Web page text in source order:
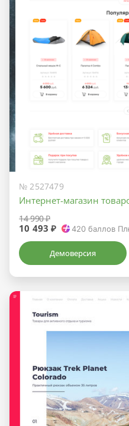
№ 2527479
Интернет-магазин
14 990 ₽
10 493 ₽ 420баллов
Демоверсия